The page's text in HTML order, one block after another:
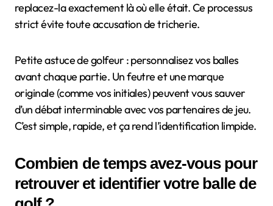
replacez-la exactement là où elle était. Ce processus
strict évite toute accusation de tricherie.
Petite astuce de golfeur : personnalisez vos balles
avant chaque partie. Un feutre et une marque
originale (comme vos initiales) peuvent vous sauver
d’un débat interminable avec vos partenaires de jeu.
C’est simple, rapide, et ça rend l’identification limpide.
Combien de temps avez-vous pour
retrouver et identifier votre balle de